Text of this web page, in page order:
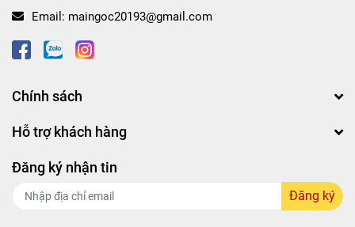
nhất là phải đẩy hết mụn lên rồi trị dứt điểm. Nếu dùng sản
phẩm này để trị liệu thì đắp mặt nạ 3 lần/tuần sẽ tẩy mụn
đầu đen, trồi mụn dưới da lên. Nếu mụn dưới da nhiều thì
Email: maingoc20193@gmail.com
Chính sách
Hỗ trợ khách hàng
Đăng ký nhận tin
Đăng ký